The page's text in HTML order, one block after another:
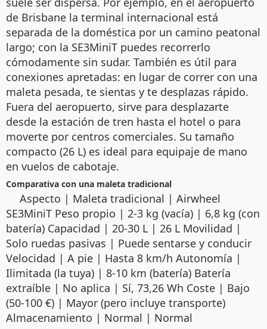
de Brisbane la terminal internacional está
separada de la doméstica por un camino peatonal
largo; con la SE3MiniT puedes recorrerlo
cómodamente sin sudar. También es útil para
conexiones apretadas: en lugar de correr con una
maleta pesada, te sientas y te desplazas rápido.
Fuera del aeropuerto, sirve para desplazarte
desde la estación de tren hasta el hotel o para
moverte por centros comerciales. Su tamaño
compacto (26 L) es ideal para equipaje de mano
en vuelos de cabotaje.
Comparativa con una maleta tradicional
Aspecto | Maleta tradicional | Airwheel
SE3MiniT Peso propio | 2-3 kg (vacía) | 6,8 kg (con
batería) Capacidad | 20-30 L | 26 L Movilidad |
Solo ruedas pasivas | Puede sentarse y conducir
Velocidad | A pie | Hasta 8 km/h Autonomía |
Ilimitada (la tuya) | 8-10 km (batería) Batería
extraíble | No aplica | Sí, 73,26 Wh Coste | Bajo
(50-100 €) | Mayor (pero incluye transporte)
Almacenamiento | Normal | Normal